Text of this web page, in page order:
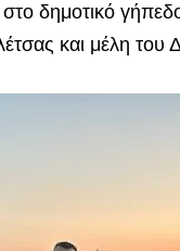
δημοτικό
και μέλη του